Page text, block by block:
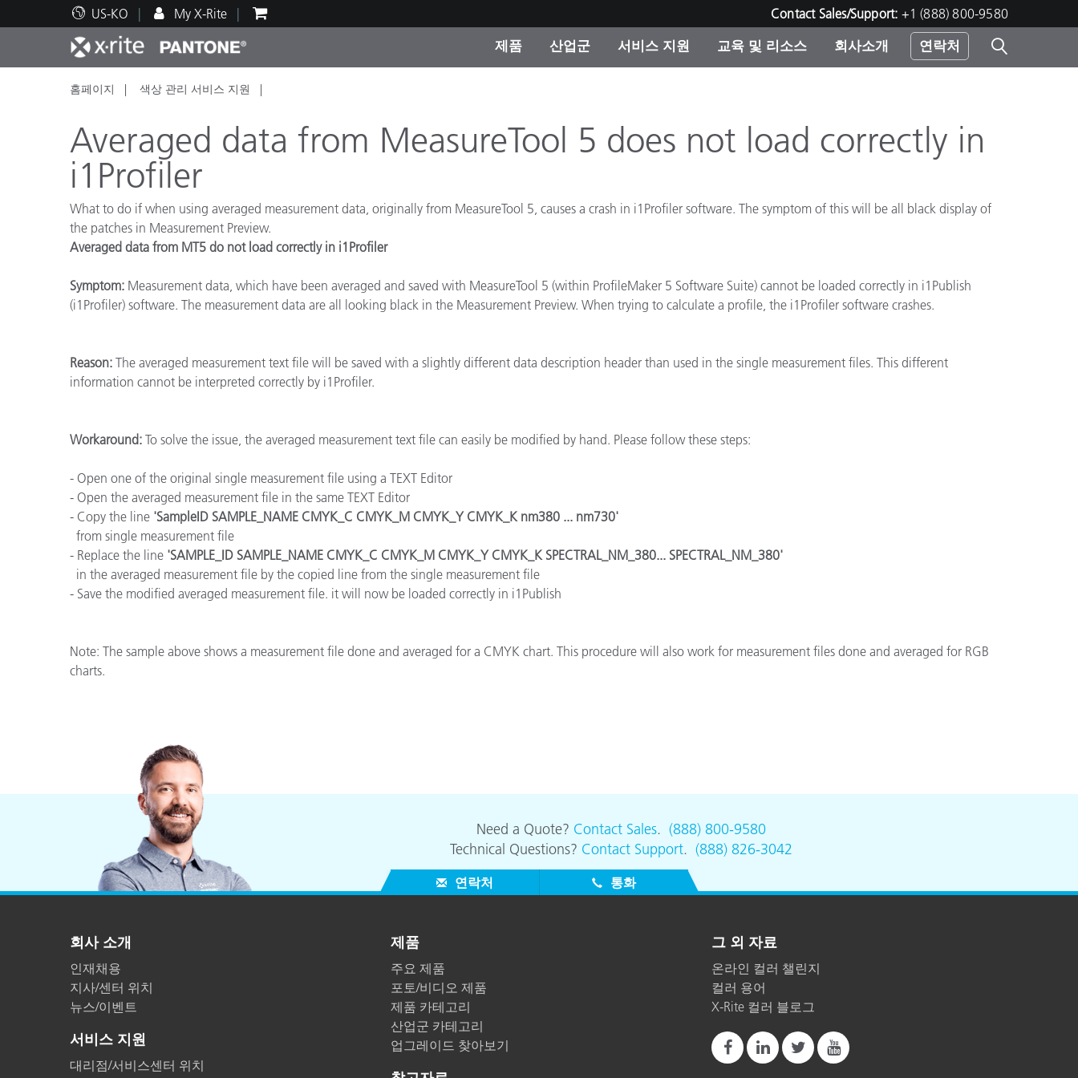
US-KO My X-Rite Contact Sales/Support: +1 (888) 800-9580
제품
주요 제품
진행중인 프로모션
산업군
인쇄 및 패키징
자동차
플라스틱
텍스타일
생명과학
종이/페이퍼
내구재
서비스 지원
기술 지원
교육 및 리소스
교육 리소스
Brand Experience Center
인기 다운로드
회사소개 연락처
홈페이지 색상 관리 서비스 지원
Averaged data from MeasureTool 5 does not load correctly in
i1Profiler
What to do if when using averaged measurement data, originally from MeasureTool 5, causes a crash in i1Profiler software. The symptom of this will be all black display of
the patches in Measurement Preview.
Averaged data from MT5 do not load correctly in i1Profiler
Symptom: Measurement data, which have been averaged and saved with MeasureTool 5 (within ProfileMaker 5 Software Suite) cannot be loaded correctly in i1Publish
(i1Profiler) software. The measurement data are all looking black in the Measurement Preview. When trying to calculate a profile, the i1Profiler software crashes.
Reason: The averaged measurement text file will be saved with a slightly different data description header than used in the single measurement files. This different
information cannot be interpreted correctly by i1Profiler.
Workaround: To solve the issue, the averaged measurement text file can easily be modified by hand. Please follow these steps:
- Open one of the original single measurement file using a TEXT Editor
- Open the averaged measurement file in the same TEXT Editor
- Copy the line 'SampleID SAMPLE_NAME CMYK_C CMYK_M CMYK_Y CMYK_K nm380 ... nm730'
from single measurement file
- Replace the line 'SAMPLE_ID SAMPLE_NAME CMYK_C CMYK_M CMYK_Y CMYK_K SPECTRAL_NM_380... SPECTRAL_NM_380'
in the averaged measurement file by the copied line from the single measurement file
- Save the modified averaged measurement file. it will now be loaded correctly in i1Publish
Note: The sample above shows a measurement file done and averaged for a CMYK chart. This procedure will also work for measurement files done and averaged for RGB
charts.
Need a Quote? Contact Sales. (888) 800-9580
Technical Questions? Contact Support. (888) 826-3042
연락처 통화
회사 소개
인재채용
지사/센터 위치
뉴스/이벤트
서비스 지원
대리점/서비스센터 위치
제품
주요 제품
포토/비디오 제품
제품 카테고리
산업군 카테고리
업그레이드 찾아보기
그 외 자료
온라인 컬러 챌린지
컬러 용어
X-Rite 컬러 블로그